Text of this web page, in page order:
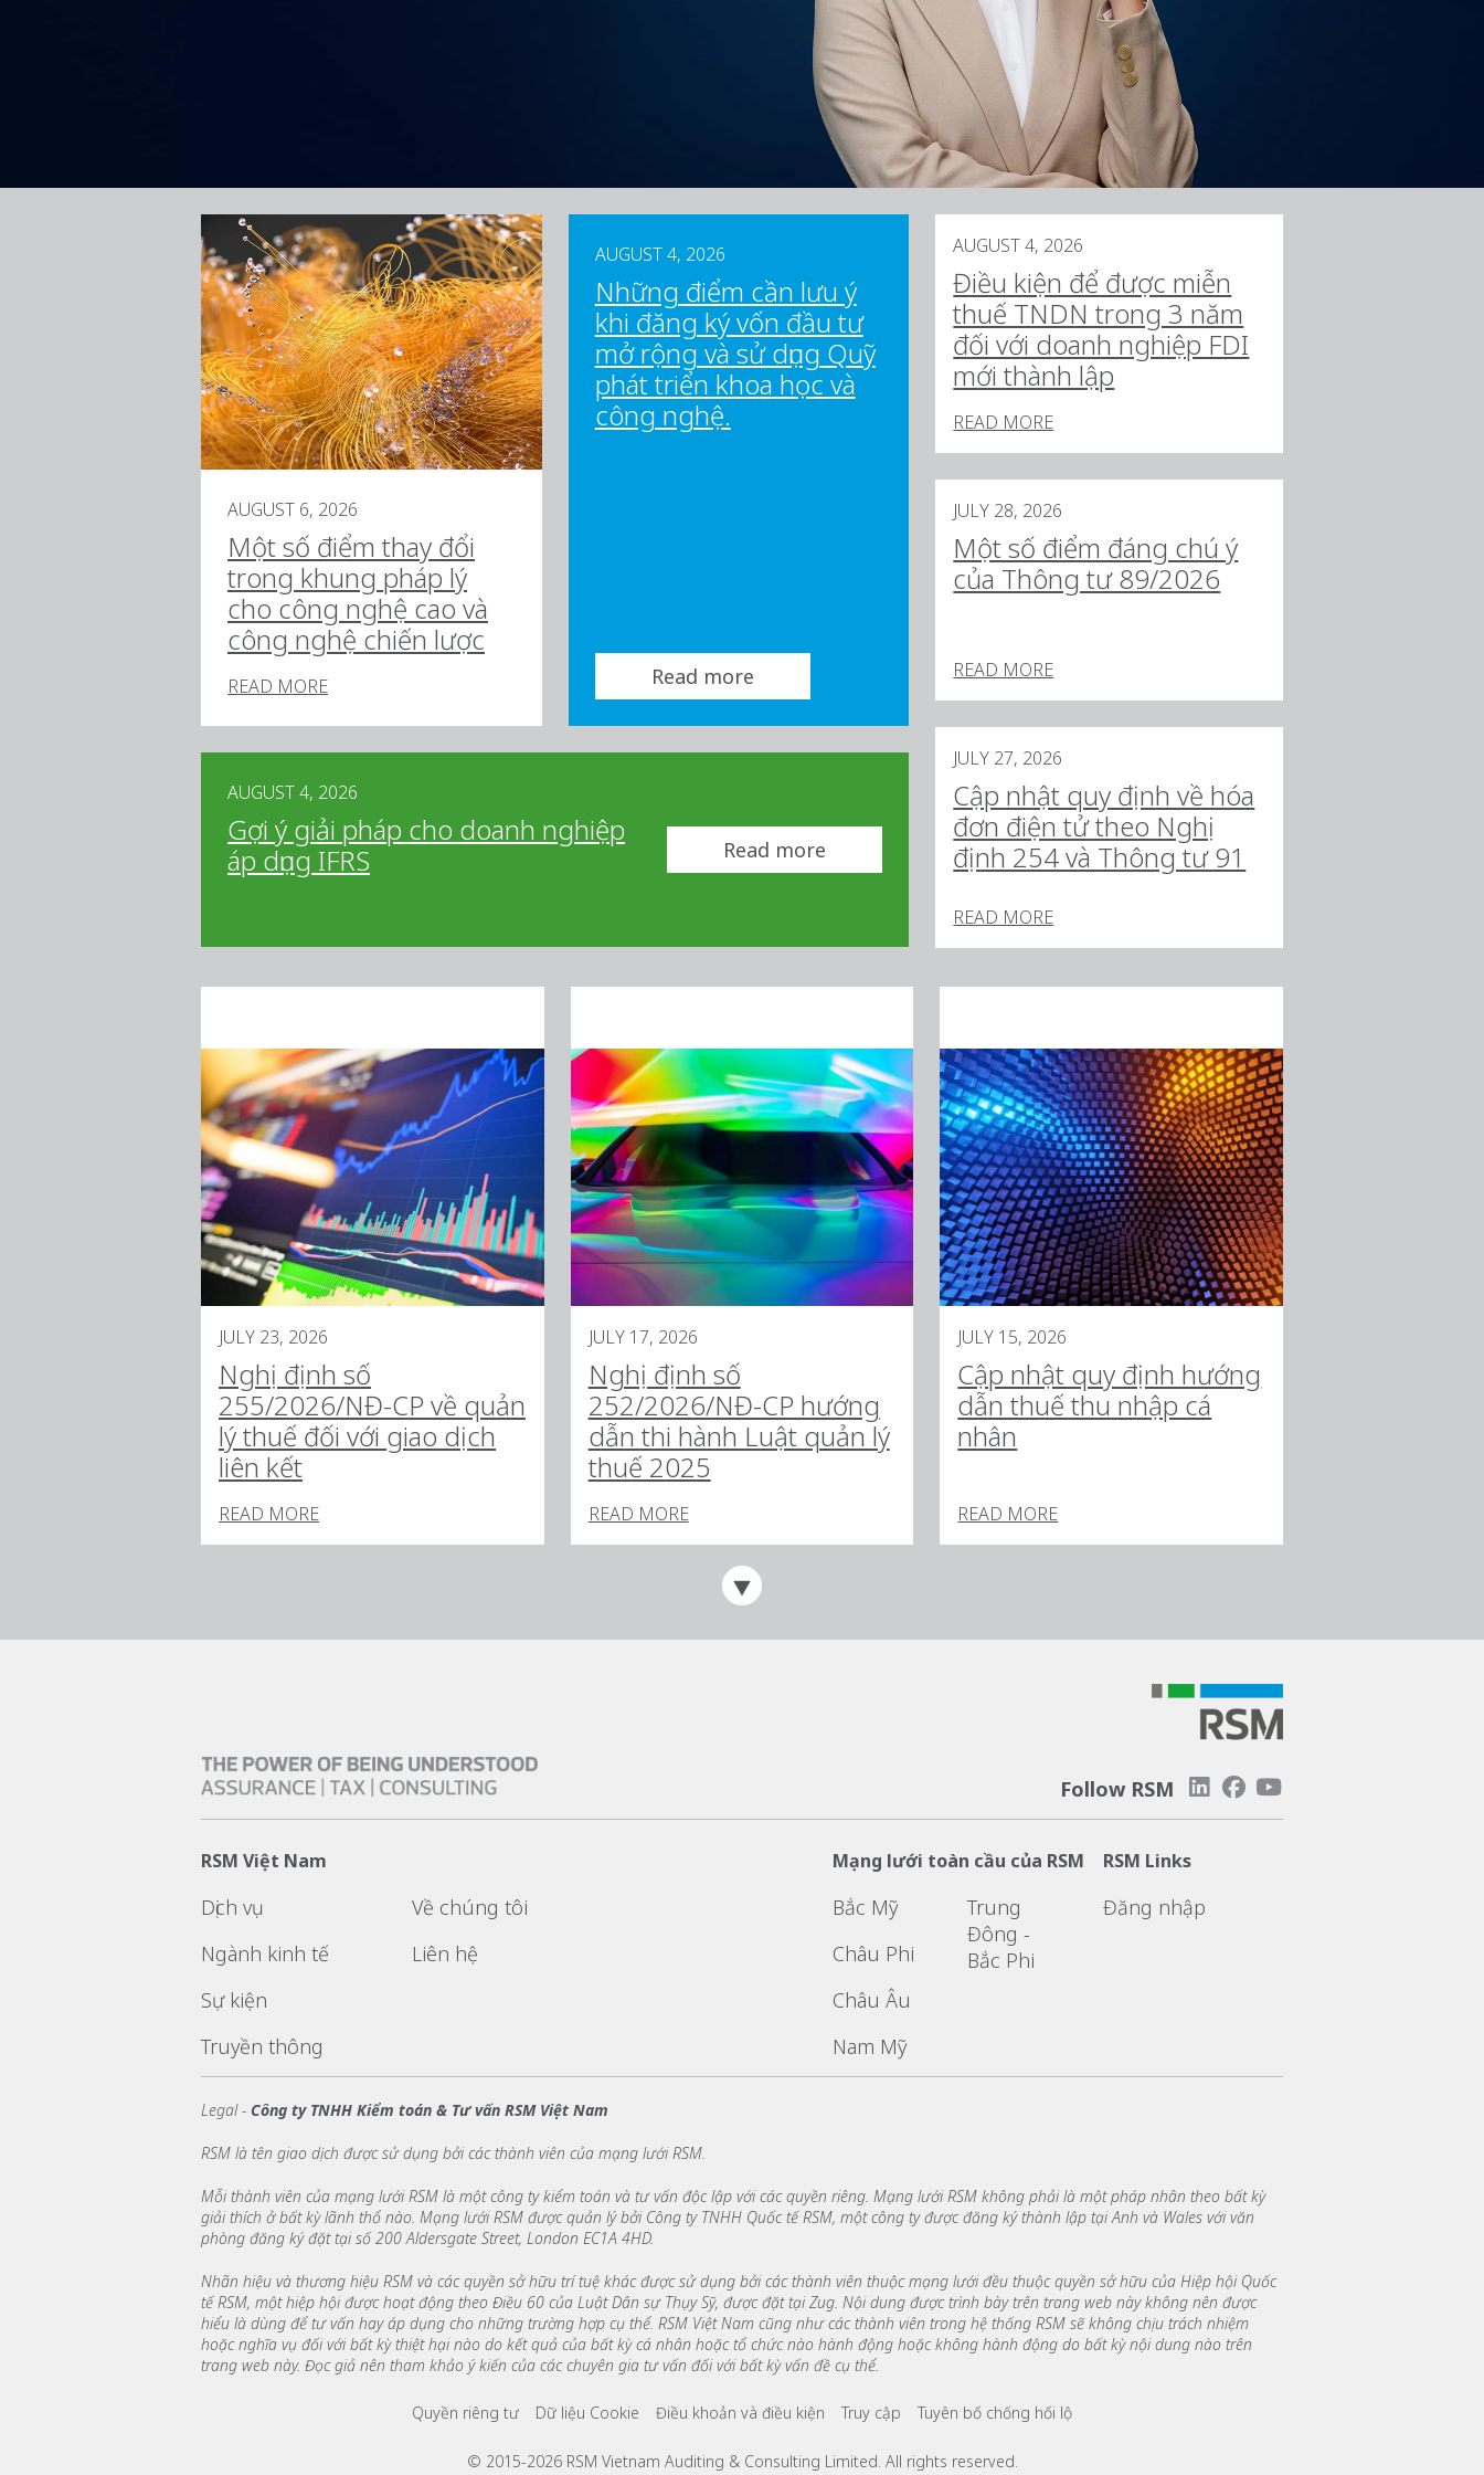
AUGUST 6, 2026
Một số điểm thay đổi
trong khung pháp lý
cho công nghệ cao và
công nghệ chiến lược
READ MORE
AUGUST 4, 2026
Những điểm cần lưu ý
khi đăng ký vốn đầu tư
mở rộng và sử dụng Quỹ
phát triển khoa học và
công nghệ.
Read more
AUGUST 4, 2026
Gợi ý giải pháp cho doanh nghiệp
áp dụng IFRS
Read more
AUGUST 4, 2026
Điều kiện để được miễn
thuế TNDN trong 3 năm
đối với doanh nghiệp FDI
mới thành lập
READ MORE
JULY 28, 2026
Một số điểm đáng chú ý
của Thông tư 89/2026
READ MORE
JULY 27, 2026
Cập nhật quy định về hóa
đơn điện tử theo Nghị
định 254 và Thông tư 91
READ MORE
JULY 23, 2026
Nghị định số
255/2026/NĐ-CP về quản
lý thuế đối với giao dịch
liên kết
READ MORE
JULY 17, 2026
Nghị định số
252/2026/NĐ-CP hướng
dẫn thi hành Luật quản lý
thuế 2025
READ MORE
JULY 15, 2026
Cập nhật quy định hướng
dẫn thuế thu nhập cá
nhân
READ MORE
Follow RSM
RSM Việt Nam
Dịch vụ
Ngành kinh tế
Sự kiện
Truyền thông
Về chúng tôi
Liên hệ
Mạng lưới toàn cầu của RSM
Bắc Mỹ
Châu Phi
Châu Âu
Nam Mỹ
Trung
Đông -
Bắc Phi
RSM Links
Đăng nhập
Legal - Công ty TNHH Kiểm toán & Tư vấn RSM Việt Nam
RSM là tên giao dịch được sử dụng bởi các thành viên của mạng lưới RSM.
Mỗi thành viên của mạng lưới RSM là một công ty kiểm toán và tư vấn độc lập với các quyền riêng. Mạng lưới RSM không phải là một pháp nhân theo bất kỳ
giải thích ở bất kỳ lãnh thổ nào. Mạng lưới RSM được quản lý bởi Công ty TNHH Quốc tế RSM, một công ty được đăng ký thành lập tại Anh và Wales với văn
phòng đăng ký đặt tại số 200 Aldersgate Street, London EC1A 4HD.
Nhãn hiệu và thương hiệu RSM và các quyền sở hữu trí tuệ khác được sử dụng bởi các thành viên thuộc mạng lưới đều thuộc quyền sở hữu của Hiệp hội Quốc
tế RSM, một hiệp hội được hoạt động theo Điều 60 của Luật Dân sự Thụy Sỹ, được đặt tại Zug. Nội dung được trình bày trên trang web này không nên được
hiểu là dùng để tư vấn hay áp dụng cho những trường hợp cụ thể. RSM Việt Nam cũng như các thành viên trong hệ thống RSM sẽ không chịu trách nhiệm
hoặc nghĩa vụ đối với bất kỳ thiệt hại nào do kết quả của bất kỳ cá nhân hoặc tổ chức nào hành động hoặc không hành động do bất kỳ nội dung nào trên
trang web này. Đọc giả nên tham khảo ý kiến của các chuyên gia tư vấn đối với bất kỳ vấn đề cụ thể.
© 2015-2026 RSM Vietnam Auditing & Consulting Limited. All rights reserved.
Footer menu links
Quyền riêng tư Dữ liệu Cookie Điều khoản và điều kiện Truy cập Tuyên bố chống hối lộ